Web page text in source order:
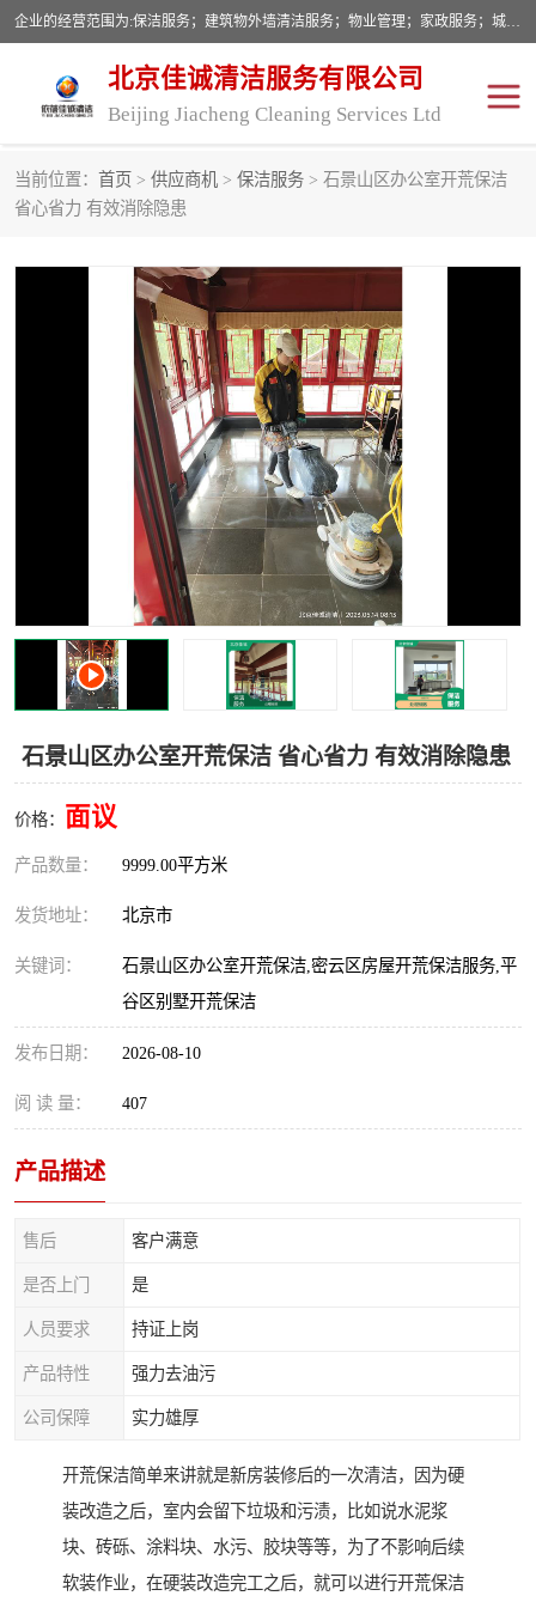
企业的经营范围为:保洁服务；建筑物外墙清洁服务；物业管理；家政服务；城市园林绿化；劳务分包；技术开发、技术转让、技术服务；销售保洁设备、卫生用品、化工产品（不含危险化学品及一类易制毒化学品）、日用品、办公设备、建筑材料、装饰材料；图文设计；清洁服务（不含餐具消毒）；中央空调维修；工程设计；施工总承包；专业承包。
北京佳诚清洁服务有限公司
Beijing Jiacheng Cleaning Services Ltd
当前位置： 首页 > 供应商机 > 保洁服务 > 石景山区办公室开荒保洁
省心省力 有效消除隐患
石景山区办公室开荒保洁 省心省力 有效消除隐患
价格： 面议
产品数量： 9999.00平方米
发货地址： 北京市
关键词：
石景山区办公室开荒保洁,密云区房屋开荒保洁服务,平
谷区别墅开荒保洁
发布日期： 2026-08-10
阅 读 量： 407
产品描述
售后 客户满意
是否上门 是
人员要求 持证上岗
产品特性 强力去油污
公司保障 实力雄厚
开荒保洁简单来讲就是新房装修后的一次清洁，因为硬
装改造之后，室内会留下垃圾和污渍，比如说水泥浆
块、砖砾、涂料块、水污、胶块等等，为了不影响后续
软装作业，在硬装改造完工之后，就可以进行开荒保洁
外墙清洗
开荒保洁 保洁服务
建筑物外墙维修